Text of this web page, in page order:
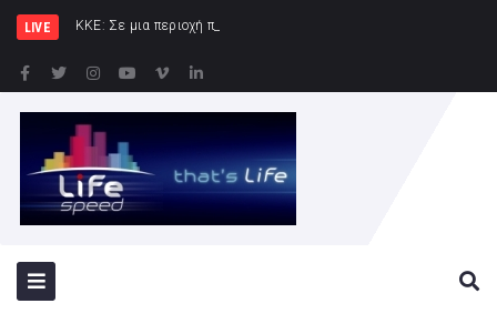
LIVE ΚΚΕ: Σε μια περιοχή που ήδη φλέγεται το «αμ